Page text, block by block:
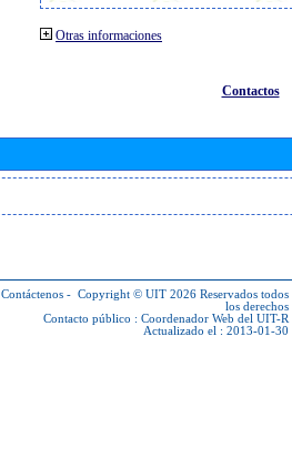
Otras informaciones
Contactos
Contáctenos - Copyright © UIT 2026 Reservados todos
los derechos
Contacto público : Coordenador Web del UIT-R
Actualizado el : 2013-01-30